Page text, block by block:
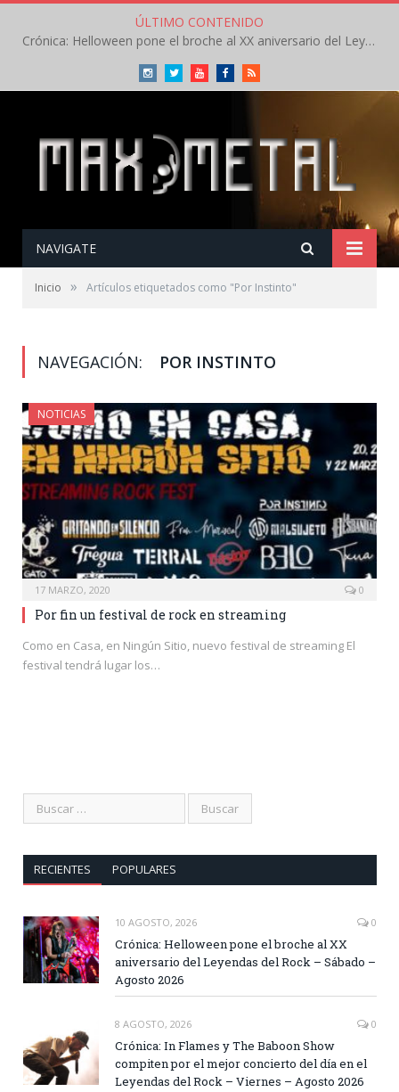
ÚLTIMO CONTENIDO
Crónica: Helloween pone el broche al XX aniversario del Leyendas del Rock – Sábado – Agosto 2026
InstagramTwitterYoutubeFacebookRSS
NAVIGATE
Inicio » Artículos etiquetados como "Por Instinto"
NAVEGACIÓN: POR INSTINTO
NOTICIAS
17 MARZO, 2020 0
Por fin un festival de rock en streaming
Como en Casa, en Ningún Sitio, nuevo festival de streaming El
festival tendrá lugar los…
RECIENTES POPULARES
10 AGOSTO, 2026 0
Crónica: Helloween pone el broche al XX
aniversario del Leyendas del Rock – Sábado –
Agosto 2026
8 AGOSTO, 2026 0
Crónica: In Flames y The Baboon Show
compiten por el mejor concierto del día en el
Leyendas del Rock – Viernes – Agosto 2026